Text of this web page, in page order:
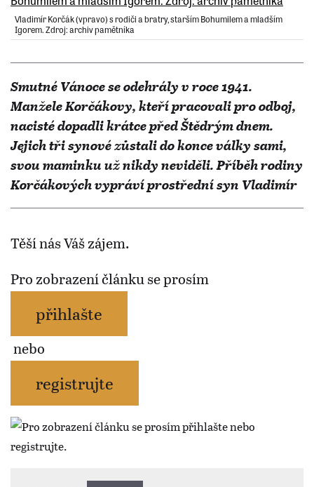
Vladimír Korčák (vpravo) s rodiči a bratry, starším Bohumilem a mladším
Igorem. Zdroj: archiv pamětníka
Smutné Vánoce se odehrály v roce 1941.
Manžele Korčákovy, kteří pracovali pro odboj,
nacisté dopadli krátce před Štědrým dnem.
Jejich tři synové zůstali do konce války sami,
svou maminku už nikdy neviděli. Příběh rodiny
Korčákových vypráví prostřední syn Vladimír
Těší nás Váš zájem.
Pro zobrazení článku se prosím
přihlašte
nebo
registrujte